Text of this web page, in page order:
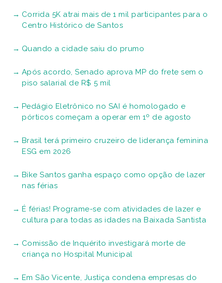
Corrida 5K atrai mais de 1 mil participantes para o
Centro Histórico de Santos
Quando a cidade saiu do prumo
Após acordo, Senado aprova MP do frete sem o
piso salarial de R$ 5 mil
Pedágio Eletrônico no SAI é homologado e
pórticos começam a operar em 1º de agosto
Brasil terá primeiro cruzeiro de liderança feminina
ESG em 2026
Bike Santos ganha espaço como opção de lazer
nas férias
É férias! Programe-se com atividades de lazer e
cultura para todas as idades na Baixada Santista
Comissão de Inquérito investigará morte de
criança no Hospital Municipal
Em São Vicente, Justiça condena empresas do